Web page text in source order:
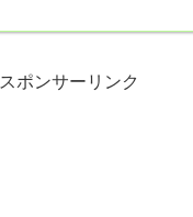
スポンサーリンク